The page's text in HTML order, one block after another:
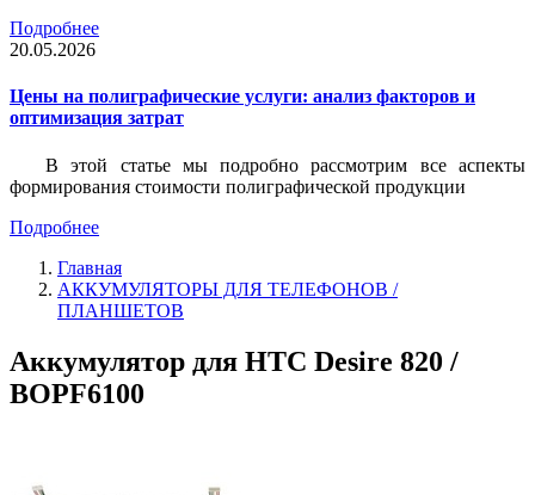
Подробнее
20.05.2026
Цены на полиграфические услуги: анализ факторов и
оптимизация затрат
В этой статье мы подробно рассмотрим все аспекты
формирования стоимости полиграфической продукции
Подробнее
Главная
АККУМУЛЯТОРЫ ДЛЯ ТЕЛЕФОНОВ /
ПЛАНШЕТОВ
Аккумулятор для HTC Desire 820 /
BOPF6100